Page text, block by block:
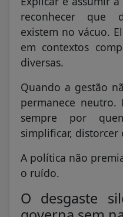
reconhecer que
existem no vácuo.
em contextos
diversas.
Quando a gestão
permanece neutro.
sempre por
simplificar, distorcer
A política não
o ruído.
O desgaste